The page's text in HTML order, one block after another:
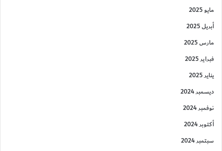
مايو 2025
أبريل 2025
مارس 2025
فبراير 2025
يناير 2025
ديسمبر 2024
نوفمبر 2024
أكتوبر 2024
سبتمبر 2024